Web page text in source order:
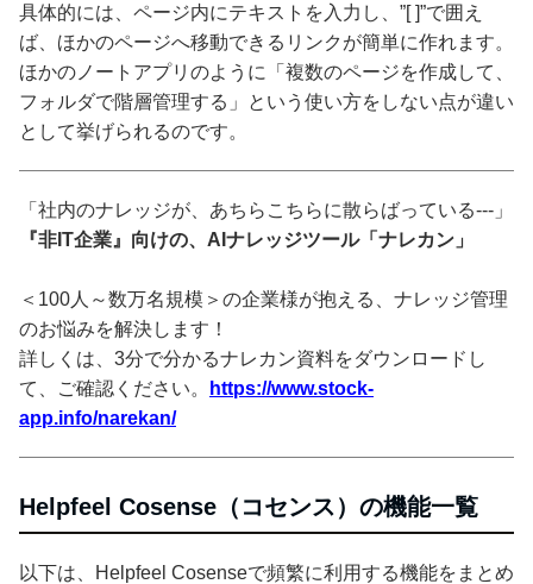
具体的には、ページ内にテキストを入力し、”[ ]”で囲え
ば、ほかのページへ移動できるリンクが簡単に作れます。
ほかのノートアプリのように「複数のページを作成して、
フォルダで階層管理する」という使い方をしない点が違い
として挙げられるのです。
「社内のナレッジが、あちらこちらに散らばっている---」
『非IT企業』向けの、AIナレッジツール「ナレカン」
＜100人～数万名規模＞の企業様が抱える、ナレッジ管理
のお悩みを解決します！
詳しくは、3分で分かるナレカン資料をダウンロードし
て、ご確認ください。
https://www.stock-
app.info/narekan/
Helpfeel Cosense（コセンス）の機能一覧
以下は、Helpfeel Cosenseで頻繁に利用する機能をまとめ